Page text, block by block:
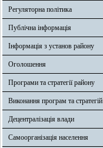
Регуляторна політика
Публічна інформація
Інформація з установ району
Оголошення
Програми та стратегії району
Виконання програм та стратегій
Децентралізація влади
Самоорганізація населення